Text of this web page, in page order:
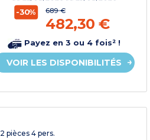
-30% 689 €
482,30 €
Payez en 3 ou 4 fois² !
VOIR LES DISPONIBILITÉS
2 pièces 4 pers.